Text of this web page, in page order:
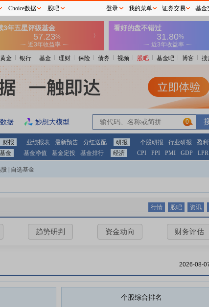
黄金 银行 基金 理财 保险 债券 视频 股吧 基金吧 博客 搜
据 妙想大模型 0
财报 业绩报表 最新预告 分红送配 研报 个股研报 行业研报
盈
基金 基金净值 基金定投 基金排行 经济 CPI PPI PMI GDP LPR
自选基金
行情 股吧 资讯
趋势研判 资金动向 财务评估
2026-08-
个股综合排名
Choice数据 股吧 登录 我的菜单 证券交易 基金